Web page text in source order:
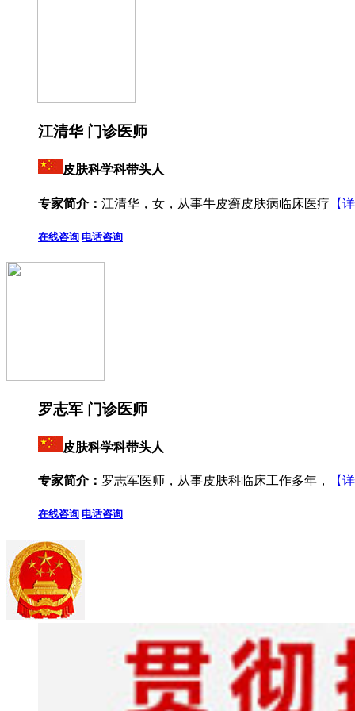
江清华 门诊医师
皮肤科学科带头人
专家简介： 江清华，女，从事牛皮癣皮肤病临床医疗 【
在线咨询 电话咨询
罗志军 门诊医师
皮肤科学科带头人
专家简介： 罗志军医师，从事皮肤科临床工作多年， 【
在线咨询 电话咨询